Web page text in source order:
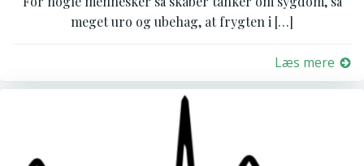
meget uro og ubehag, at frygten i […]
Læs mere